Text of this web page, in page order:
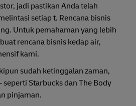
jadi pastikan Anda telah
setiap t. Rencana bisnis
Untuk pemahaman yang lebih
rencana bisnis kedap air,
kami.
sudah ketinggalan zaman,
seperti Starbucks dan The Body
pinjaman.